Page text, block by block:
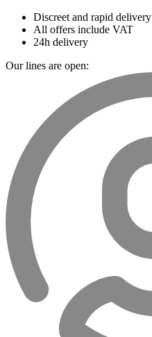
Discreet and rapid delivery
All offers include VAT
24h delivery
Our lines are open: